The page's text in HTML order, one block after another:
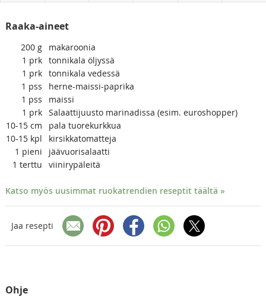
Raaka-aineet
200 g
makaroonia
1 prk tonnikala öljyssä
1 prk tonnikala vedessä
1 pss
herne-maissi-paprika
1 pss
maissi
1 prk Salaattijuusto marinadissa (esim. euroshopper)
10-15 cm
pala tuorekurkkua
10-15 kpl
kirsikkatomatteja
1 pieni
jäävuorisalaatti
1 terttu viinirypäleitä
Katso myös uusimmat ruokatrendien reseptit täältä »
Jaa resepti
Ohje